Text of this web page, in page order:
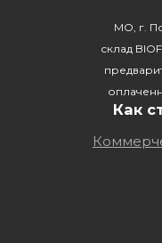
МО, г.
склад
Как